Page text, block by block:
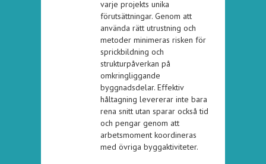
varje projekts unika
förutsättningar. Genom att
använda rätt utrustning och
metoder minimeras risken för
sprickbildning och
strukturpåverkan på
omkringliggande
byggnadsdelar. Effektiv
håltagning levererar inte bara
rena snitt utan sparar också tid
och pengar genom att
arbetsmoment koordineras
med övriga byggaktiviteter.